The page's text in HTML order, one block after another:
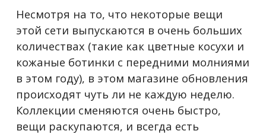
Несмотря на то, что некоторые вещи
этой сети выпускаются в очень больших
количествах (такие как цветные косухи и
кожаные ботинки с передними молниями
в этом году), в этом магазине обновления
происходят чуть ли не каждую неделю.
Коллекции сменяются очень быстро,
вещи раскупаются, и всегда есть